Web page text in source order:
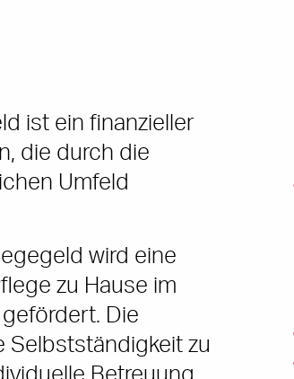
ist ein finanzieller
die durch die
Umfeld
wird eine
zu Hause im
Die
zu